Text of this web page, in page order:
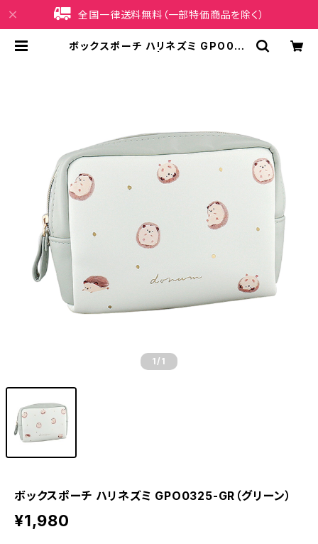
全国一律送料無料（一部特価商品を除く）
ボックスポーチ ハリネズミ GPO032
1 /1
ボックスポーチ ハリネズミ GPO0325-GR（グリーン）
¥1,980